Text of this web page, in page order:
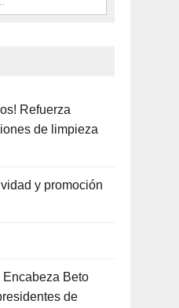
Refuerza
de limpieza
y promoción
Encabeza Beto
de